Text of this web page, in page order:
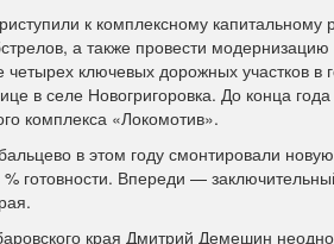
к комплексному
а также провести
четырех ключевых дорожных участков
в селе Новогригоровка. До конца
комплекса «Локомотив».
в этом году смонтировали
% готовности. Впереди —
края Дмитрий Демешин